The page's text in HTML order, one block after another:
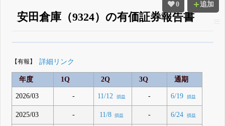
0 追加
安田倉庫（9324）の有価証券報告書
詳しく見られる無料でβ版をはじめる
登録すると永久30%OFFと米株版の先行利用も付きます
【有報】 詳細リンク
年度 1Q 2Q 3Q 通期
2026/03 - 11/12 損益 - 6/19 損益
2025/03 - 11/8 損益 - 6/24 損益